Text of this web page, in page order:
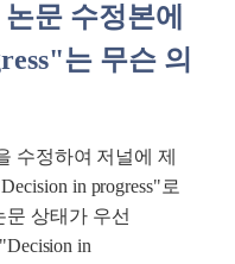
문 수정본에
는 무슨 의
수정하여 저널에 제
in progress"로
상태가 우선
in